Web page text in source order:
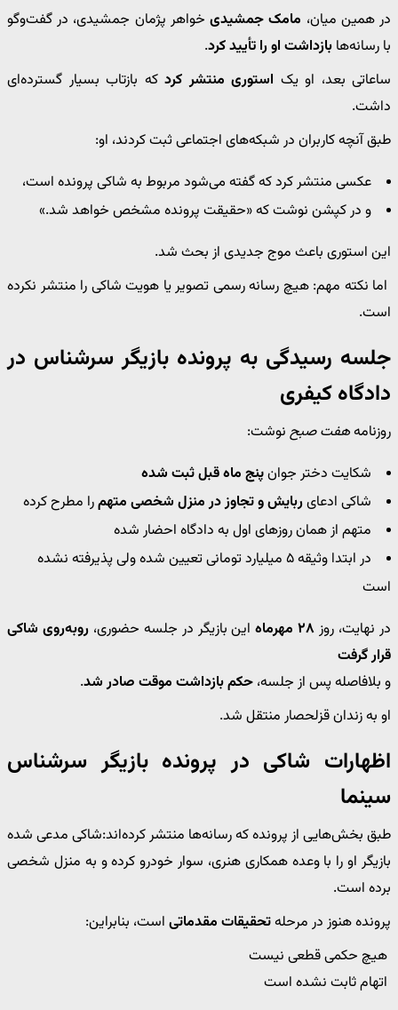
در همین میان، مامک جمشیدیخواهر پژمان جمشیدی، در گفت‌وگو
با رسانه‌ها بازداشت او را تأیید کرد.
ساعاتی بعد، او یک استوری منتشر کرد که بازتاب بسیار گسترده‌ای
داشت.
طبق آنچه کاربران در شبکه‌های اجتماعی ثبت کردند، او:
عکسی منتشر کرد که گفته می‌شود مربوط به شاکی پرونده است،
و در کپشن نوشت که «حقیقت پرونده مشخص خواهد شد.»
این استوری باعث موج جدیدی از بحث شد.
اما نکته مهم: هیچ رسانه رسمی تصویر یا هویت شاکی را منتشر نکرده
است.
جلسه رسیدگی به پرونده بازیگر سرشناس در
دادگاه کیفری
روزنامههفت صبح نوشت:
شکایت دختر جوانپنج ماه قبل ثبت شده
شاکی ادعایربایش و تجاوز در منزل شخصی متهمرا مطرح کرده
متهم از همان روزهای اول به دادگاه احضار شده
در ابتدا وثیقه ۵ میلیارد تومانی تعیین شده ولی پذیرفته نشده
است
در نهایت، روز ۲۸ مهرماه این بازیگر در جلسه حضوری،روبه‌روی شاکی
قرار گرفت
و بلافاصله پس از جلسه، حکم بازداشت موقت صادر شد.
او به زندان قزلحصار منتقل شد.
اظهارات شاکی در پرونده بازیگر سرشناس
سینما
طبق بخش‌هایی از پرونده که رسانه‌ها منتشر کرده‌اند:شاکی مدعی شده
بازیگر او را با وعده همکاری هنری، سوار خودرو کرده و به منزل شخصی
برده است.
پرونده هنوز در مرحلهتحقیقات مقدماتی است، بنابراین:
هیچ حکمی قطعی نیست
اتهام ثابت نشده است